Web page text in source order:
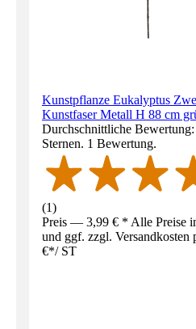
Kunstpflanze Eukalyptus
Kunstfaser Metall H 88 cm
Durchschnittliche
Sternen. 1 Bewertung.
(1)
Preis — 3,99 € * Alle Preise
und ggf. zzgl. Versandkosten
€*/ ST